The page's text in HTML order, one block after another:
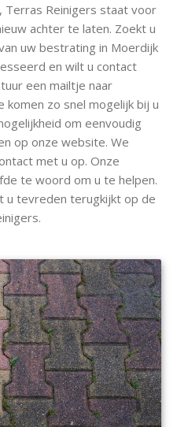
Terras Reinigers staat voor
achter te laten. Zoekt u
uw bestrating in Moerdijk
en wilt u contact
een mailtje naar
komen zo snel mogelijk bij u
om eenvoudig
op onze website. We
met u op. Onze
te woord om u te helpen.
u tevreden terugkijkt op de